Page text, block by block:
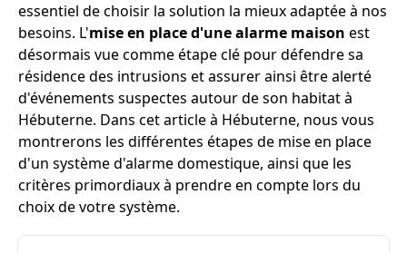
essentiel de choisir la solution la mieux adaptée à nos
besoins. L'mise en place d'une alarme maison est
désormais vue comme étape clé pour défendre sa
résidence des intrusions et assurer ainsi être alerté
d'événements suspectes autour de son habitat à
Hébuterne. Dans cet article à Hébuterne, nous vous
montrerons les différentes étapes de mise en place
d'un système d'alarme domestique, ainsi que les
critères primordiaux à prendre en compte lors du
choix de votre système.